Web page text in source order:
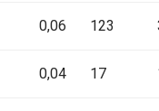
0,06 123
0,04 17